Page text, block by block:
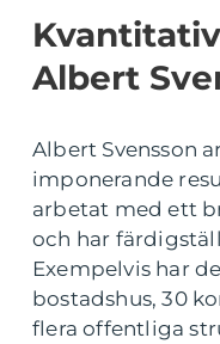
Albert
Albert Svensson
imponerande
arbetat med ett
och har
Exempelvis har
bostadshus, 30
flera offentliga